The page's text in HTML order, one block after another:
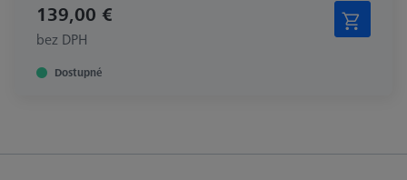
139,00 €
bez DPH
Dostupné